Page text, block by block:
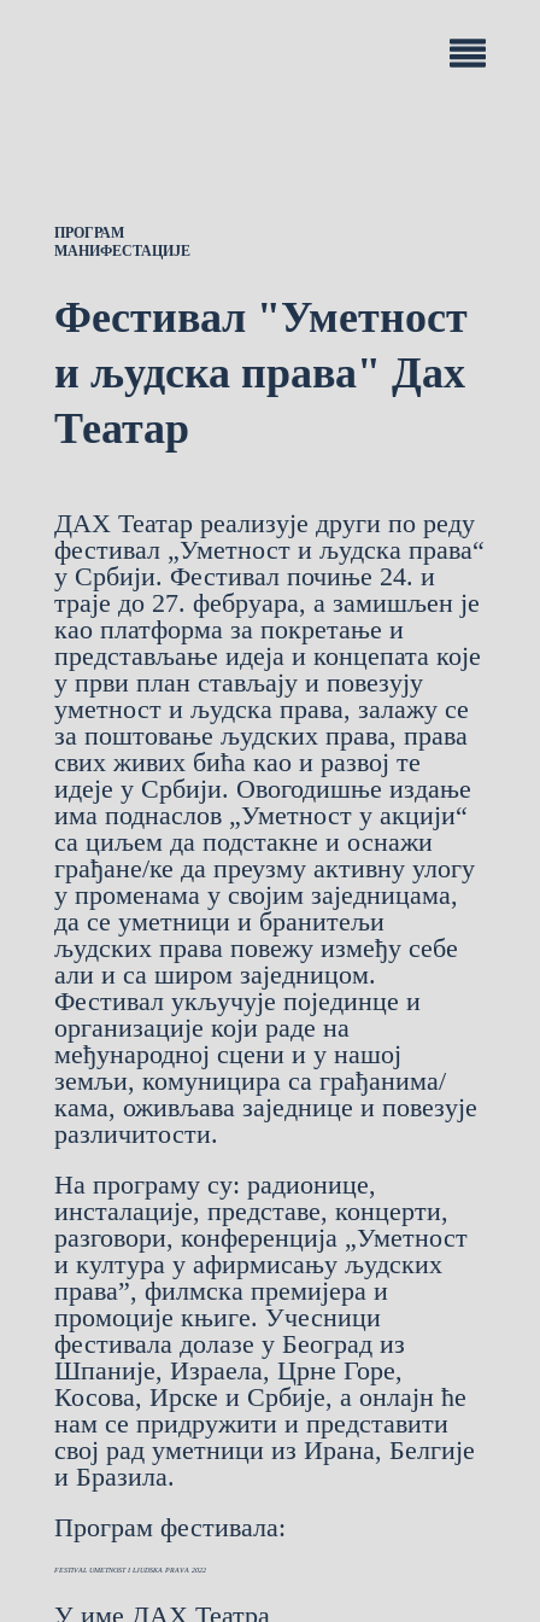
ПРОГРАМ
МАНИФЕСТАЦИЈЕ
Фестивал "Уметност
и људска права" Дах
Театар
ДАХ Театар реализује други по реду
фестивал „Уметност и људска права“
у Србији. Фестивал почиње 24. и
траје до 27. фебруара, а замишљен је
као платформа за покретање и
представљање идеја и концепата које
у први план стављају и повезују
уметност и људска права, залажу се
за поштовање људских права, права
свих живих бића као и развој те
идеје у Србији. Овогодишње издање
има поднаслов „Уметност у акцији“
са циљем да подстакне и оснажи
грађане/ке да преузму активну улогу
у променама у својим заједницама,
да се уметници и бранитељи
људских права повежу између себе
али и са широм заједницом.
Фестивал укључује појединце и
организације који раде на
међународној сцени и у нашој
земљи, комуницира са грађанима/
кама, оживљава заједнице и повезује
различитости.
На програму су: радионице,
инсталације, представе, концерти,
разговори, конференција „Уметност
и култура у афирмисању људских
права”, филмска премијера и
промоције књиге. Учесници
фестивала долазе у Београд из
Шпаније, Израела, Црне Горе,
Косова, Ирске и Србије, а онлајн ће
нам се придружити и представити
свој рад уметници из Ирана, Белгије
и Бразила.
Програм фестивала:
FESTIVAL UMETNOST I LJUDSKA PRAVA 2022
У име ДАХ Театра